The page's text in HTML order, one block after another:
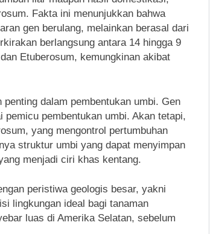
Fakta ini menunjukkan bahwa
gen berulang, melainkan berasal dari
berlangsung antara 14 hingga 9
Etuberosum, kemungkinan akibat
dalam pembentukan umbi. Gen
pembentukan umbi. Akan tetapi,
yang mengontrol pertumbuhan
struktur umbi yang dapat menyimpan
menjadi ciri khas kentang.
peristiwa geologis besar, yakni
lingkungan ideal bagi tanaman
luas di Amerika Selatan, sebelum